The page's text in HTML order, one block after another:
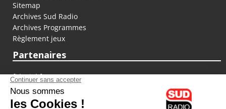
Sitemap
Archives Sud Radio
Archives Programmes
Règlement jeux
Partenaires
fiducial.fr
lyoncapitale.fr
olympique-et-lyonnais.com